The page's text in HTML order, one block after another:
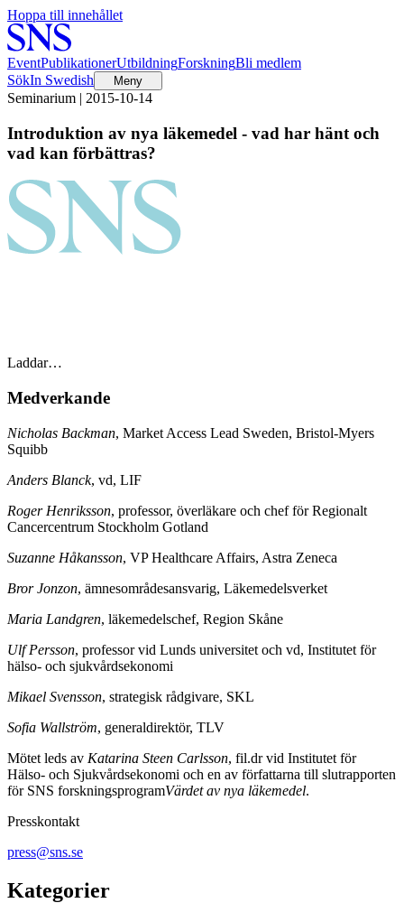
Hoppa till innehållet
EventPublikationerUtbildningForskningBli medlem
SökIn Swedish Meny
Seminarium | 2015-10-14
Introduktion av nya läkemedel - vad har hänt och
vad kan förbättras?
Laddar…
Medverkande
Nicholas Backman, Market Access Lead Sweden, Bristol-Myers
Squibb
Anders Blanck, vd, LIF
Roger Henriksson, professor, överläkare och chef för Regionalt
Cancercentrum Stockholm Gotland
Suzanne Håkansson, VP Healthcare Affairs, Astra Zeneca
Bror Jonzon, ämnesområdesansvarig, Läkemedelsverket
Maria Landgren, läkemedelschef, Region Skåne
Ulf Persson, professor vid Lunds universitet och vd, Institutet för
hälso- och sjukvårdsekonomi
Mikael Svensson, strategisk rådgivare, SKL
Sofia Wallström, generaldirektör, TLV
Mötet leds av Katarina Steen Carlsson, fil.dr vid Institutet för
Hälso- och Sjukvårdsekonomi och en av författarna till slutrapporten
för SNS forskningsprogramVärdet av nya läkemedel.
Presskontakt
press@sns.se
Kategorier